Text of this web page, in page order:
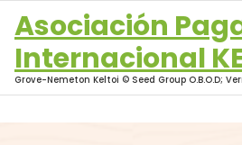
content
Asociación
Internacional
Grove-Nemeton Keltoi © Seed Group O.B.O.D;